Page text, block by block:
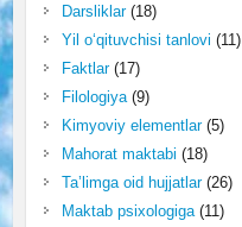
Darsliklar(18)
Yil o‘qituvchisi tanlovi (11)
Faktlar(17)
Filologiya(9)
Kimyoviy elementlar(5)
Mahorat maktabi (18)
Ta’limga oid hujjatlar(26)
Maktab psixologiga(11)